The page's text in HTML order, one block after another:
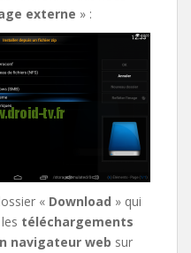
externe » :
« Download » qui
téléchargements
navigateur web sur